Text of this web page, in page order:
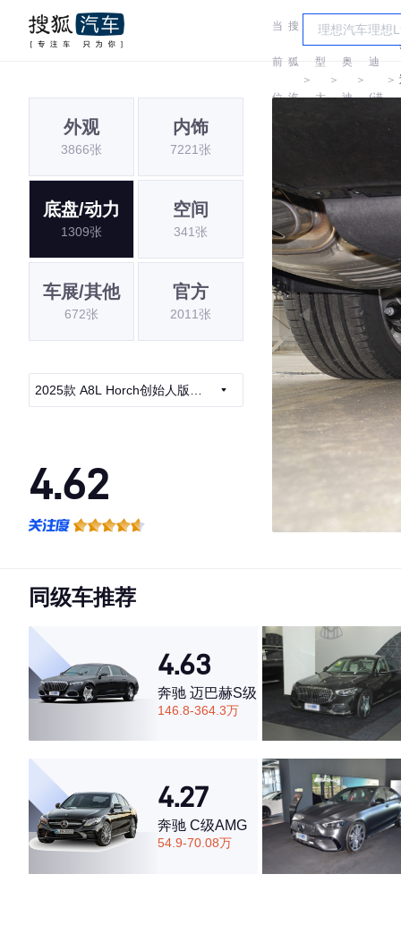
当
前
位
搜
狐
汽
＞
车
型
大
＞
奥
迪
＞
奥
迪
(进
＞
外观
3866张
内饰
7221张
底盘/动力
1309张
空间
341张
车展/其他
672张
官方
2011张
2025款 A8L Horch创始人版
4.62
·空间表现一般，低于55%同级车
同级车推荐
4.63
奔驰 迈巴赫S级
146.8-364.3万
4.27
奔驰 C级AMG
54.9-70.08万